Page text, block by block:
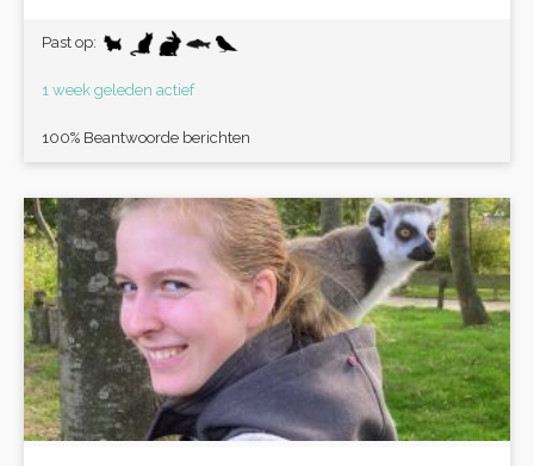
Past op:
1 week geleden actief
100% Beantwoorde berichten